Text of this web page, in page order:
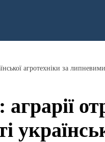
агротехніки за
аграрії